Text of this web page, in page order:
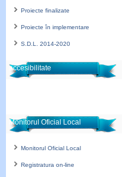
Proiecte finalizate
Proiecte în implementare
S.D.L. 2014-2020
accesibilitate
Monitorul Oficial Local
Monitorul Oficial Local
Registratura on-line